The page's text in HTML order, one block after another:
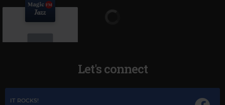
Magic Jazz
Let's connect
IT ROCKS!